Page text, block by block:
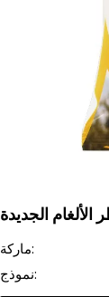
الجديدة
ماركة:
نموذج: